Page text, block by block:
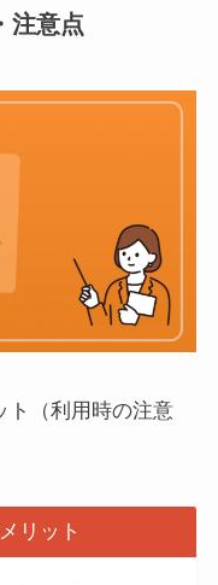
注意点
ト（利用時の注意
リット